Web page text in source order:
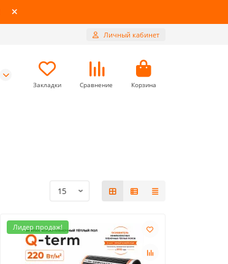
Личный кабинет
Закладки Сравнение Корзина
Лидер продаж!